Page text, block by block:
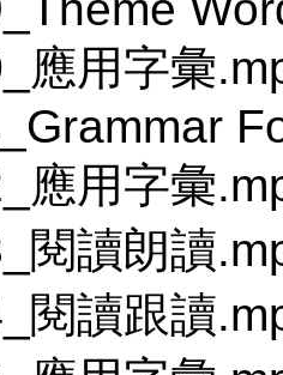
應用字彙
應用字彙
閱讀朗讀
閱讀跟讀